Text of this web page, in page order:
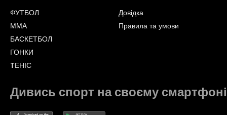
ФУТБОЛ
ММА
БАСКЕТБОЛ
ГОНКИ
TЕНІС
Довідка
Правила та умови
Дивись спорт на своєму смартфоні